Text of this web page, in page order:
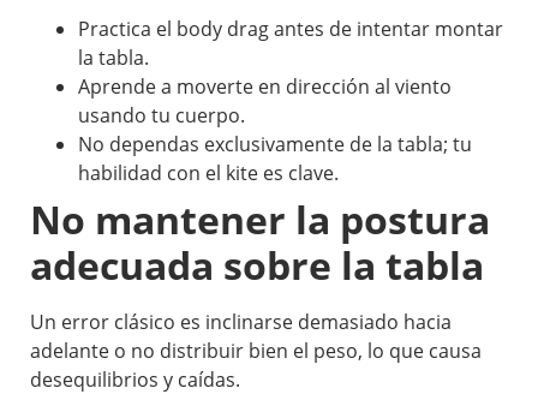
Practica el body drag antes de intentar montar
la tabla.
Aprende a moverte en dirección al viento
usando tu cuerpo.
No dependas exclusivamente de la tabla; tu
habilidad con el kite es clave.
No mantener la postura
adecuada sobre la tabla
Un error clásico es inclinarse demasiado hacia
adelante o no distribuir bien el peso, lo que causa
desequilibrios y caídas.